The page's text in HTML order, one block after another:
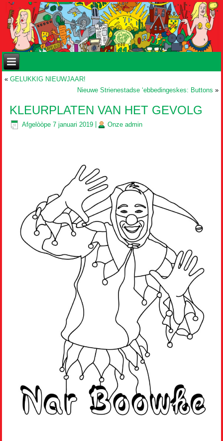
«GELUKKIG NIEUWJAAR!
Nieuwe Strienestadse ‘ebbedingeskes: Buttons »
KLEURPLATEN VAN HET GEVOLG
Afgelòòpe 7 januari 2019 Onze admin